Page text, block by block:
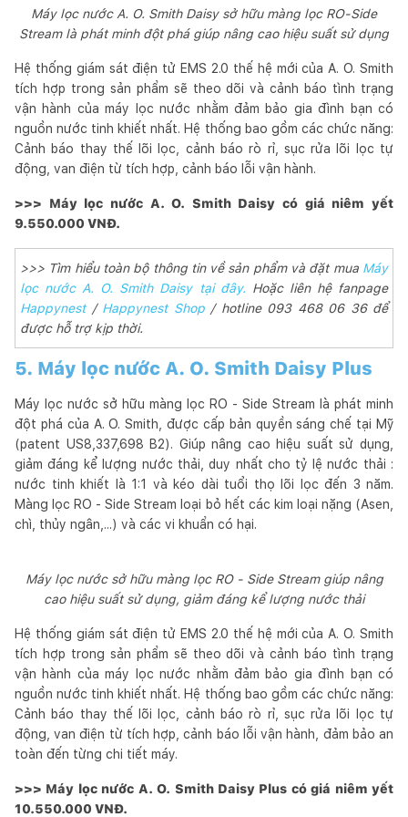
Máy lọc nước A. O. Smith Daisy sở hữu màng lọc RO-Side
Stream là phát minh đột phá giúp nâng cao hiệu suất sử dụng
Hệ thống giám sát điện tử EMS 2.0 thế hệ mới của A. O. Smith
tích hợp trong sản phẩm sẽ theo dõi và cảnh báo tình trạng
vận hành của máy lọc nước nhằm đảm bảo gia đình bạn có
nguồn nước tinh khiết nhất. Hệ thống bao gồm các chức năng:
Cảnh báo thay thế lõi lọc, cảnh báo rò rỉ, sục rửa lõi lọc tự
động, van điện từ tích hợp, cảnh báo lỗi vận hành.
>>> Máy lọc nước A. O. Smith Daisy có giá niêm yết
9.550.000 VNĐ.
>>> Tìm hiểu toàn bộ thông tin về sản phẩm và đặt mua Máy
lọc nước A. O. Smith Daisy tại đây. Hoặc liên hệ fanpage
Happynest/ Happynest Shop/ hotline 093 468 06 36 để
được hỗ trợ kịp thời.
5. Máy lọc nước A. O. Smith Daisy Plus
Máy lọc nước sở hữu màng lọc RO - Side Stream là phát minh
đột phá của A. O. Smith, được cấp bản quyền sáng chế tại Mỹ
(patent US8,337,698 B2). Giúp nâng cao hiệu suất sử dụng,
giảm đáng kể lượng nước thải, duy nhất cho tỷ lệ nước thải :
nước tinh khiết là 1:1 và kéo dài tuổi thọ lõi lọc đến 3 năm.
Màng lọc RO - Side Stream loại bỏ hết các kim loại nặng (Asen,
chì, thủy ngân,...) và các vi khuẩn có hại.
Máy lọc nước sở hữu màng lọc RO - Side Stream giúp nâng
cao hiệu suất sử dụng, giảm đáng kể lượng nước thải
Hệ thống giám sát điện tử EMS 2.0 thế hệ mới của A. O. Smith
tích hợp trong sản phẩm sẽ theo dõi và cảnh báo tình trạng
vận hành của máy lọc nước nhằm đảm bảo gia đình bạn có
nguồn nước tinh khiết nhất. Hệ thống bao gồm các chức năng:
Cảnh báo thay thế lõi lọc, cảnh báo rò rỉ, sục rửa lõi lọc tự
động, van điện từ tích hợp, cảnh báo lỗi vận hành, đảm bảo an
toàn đến từng chi tiết máy.
>>> Máy lọc nước A. O. Smith Daisy Plus có giá niêm yết
10.550.000 VNĐ.